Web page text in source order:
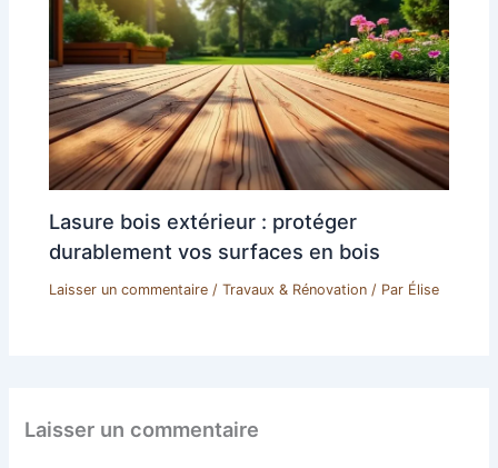
Lasure bois extérieur : protéger
durablement vos surfaces en bois
Laisser un commentaire /Travaux & Rénovation / Par Élise
Laisser un commentaire